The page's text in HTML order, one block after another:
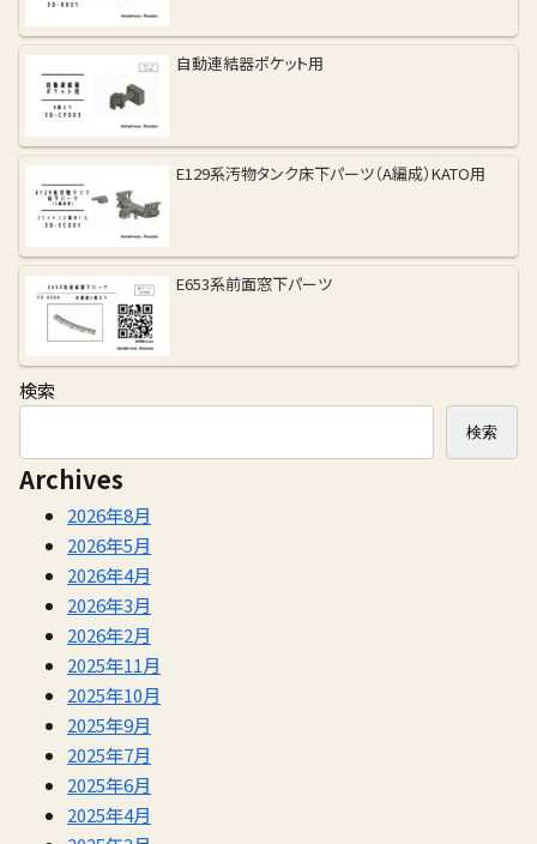
自動連結器ポケット用
E129系汚物タンク床下パーツ（A編成）KATO用
E653系前面窓下パーツ
検索
検索
Archives
2026年8月
2026年5月
2026年4月
2026年3月
2026年2月
2025年11月
2025年10月
2025年9月
2025年7月
2025年6月
2025年4月